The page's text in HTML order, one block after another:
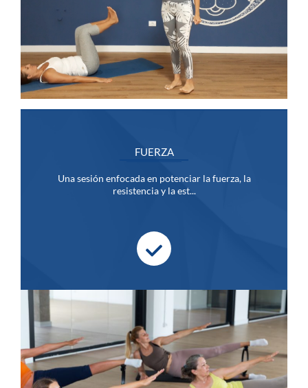
FUERZA
Una sesión enfocada en potenciar la fuerza, la
resistencia y la est...